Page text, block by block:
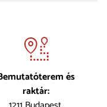
és
raktár: